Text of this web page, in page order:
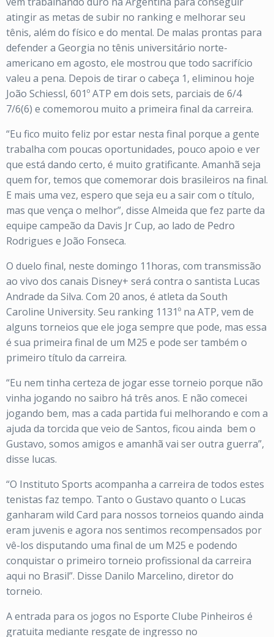
atingir as metas de subir no ranking e melhorar seu
tênis, além do físico e do mental. De malas prontas para
defender a Georgia no tênis universitário norte-
americano em agosto, ele mostrou que todo sacrifício
valeu a pena. Depois de tirar o cabeça 1, eliminou hoje
João Schiessl, 601º ATP em dois sets, parciais de 6/4
7/6(6) e comemorou muito a primeira final da carreira.
“Eu fico muito feliz por estar nesta final porque a gente
trabalha com poucas oportunidades, pouco apoio e ver
que está dando certo, é muito gratificante. Amanhã seja
quem for, temos que comemorar dois brasileiros na final.
E mais uma vez, espero que seja eu a sair com o título,
mas que vença o melhor”, disse Almeida que fez parte da
equipe campeão da Davis Jr Cup, ao lado de Pedro
Rodrigues e João Fonseca.
O duelo final, neste domingo 11horas, com transmissão
ao vivo dos canais Disney+ será contra o santista Lucas
Andrade da Silva. Com 20 anos, é atleta da South
Caroline University. Seu ranking 1131º na ATP, vem de
alguns torneios que ele joga sempre que pode, mas essa
é sua primeira final de um M25 e pode ser também o
primeiro título da carreira.
“Eu nem tinha certeza de jogar esse torneio porque não
vinha jogando no saibro há três anos. E não comecei
jogando bem, mas a cada partida fui melhorando e com a
ajuda da torcida que veio de Santos, ficou ainda bem o
Gustavo, somos amigos e amanhã vai ser outra guerra”,
disse lucas.
“O Instituto Sports acompanha a carreira de todos estes
tenistas faz tempo. Tanto o Gustavo quanto o Lucas
ganharam wild Card para nossos torneios quando ainda
eram juvenis e agora nos sentimos recompensados por
vê-los disputando uma final de um M25 e podendo
conquistar o primeiro torneio profissional da carreira
aqui no Brasil”. Disse Danilo Marcelino, diretor do
torneio.
A entrada para os jogos no Esporte Clube Pinheiros é
gratuita mediante resgate de ingresso no